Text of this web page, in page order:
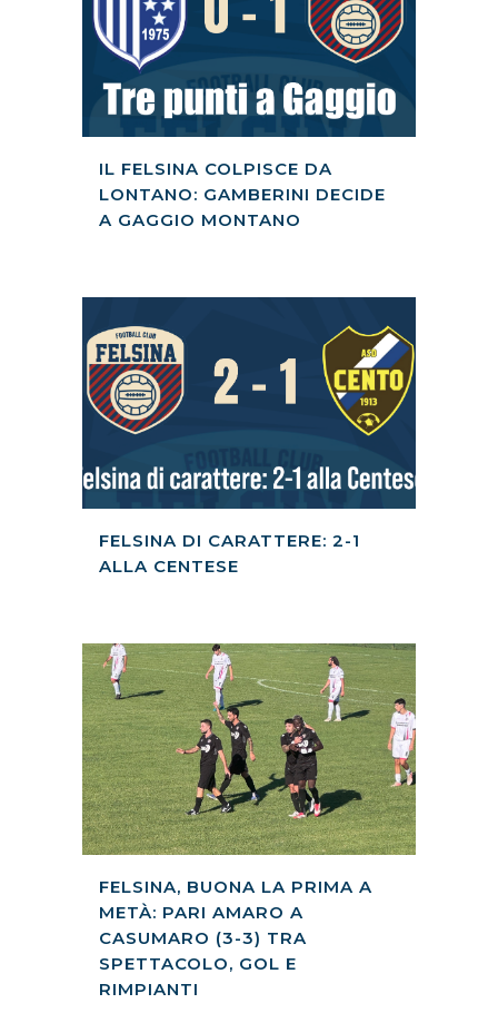
IL FELSINA COLPISCE DA
LONTANO: GAMBERINI DECIDE
A GAGGIO MONTANO
FELSINA DI CARATTERE: 2-1
ALLA CENTESE
FELSINA, BUONA LA PRIMA A
METÀ: PARI AMARO A
CASUMARO (3-3) TRA
SPETTACOLO, GOL E
RIMPIANTI